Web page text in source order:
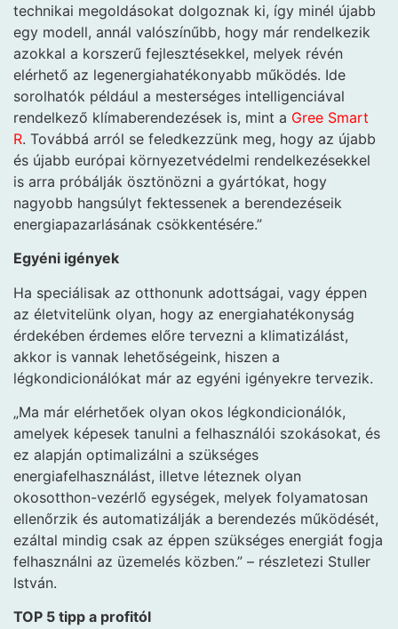
technikai megoldásokat dolgoznak ki, így minél újabb
egy modell, annál valószínűbb, hogy már rendelkezik
azokkal a korszerű fejlesztésekkel, melyek révén
elérhető az legenergiahatékonyabb működés. Ide
sorolhatók például a mesterséges intelligenciával
rendelkező klímaberendezések is, mint a Gree Smart
R. Továbbá arról se feledkezzünk meg, hogy az újabb
és újabb európai környezetvédelmi rendelkezésekkel
is arra próbálják ösztönözni a gyártókat, hogy
nagyobb hangsúlyt fektessenek a berendezéseik
energiapazarlásának csökkentésére.”
Egyéni igények
Ha speciálisak az otthonunk adottságai, vagy éppen
az életvitelünk olyan, hogy az energiahatékonyság
érdekében érdemes előre tervezni a klimatizálást,
akkor is vannak lehetőségeink, hiszen a
légkondicionálókat már az egyéni igényekre tervezik.
„Ma már elérhetőek olyan okos légkondicionálók,
amelyek képesek tanulni a felhasználói szokásokat, és
ez alapján optimalizálni a szükséges
energiafelhasználást, illetve léteznek olyan
okosotthon-vezérlő egységek, melyek folyamatosan
ellenőrzik és automatizálják a berendezés működését,
ezáltal mindig csak az éppen szükséges energiát fogja
felhasználni az üzemelés közben.” – részletezi Stuller
István.
TOP 5 tipp a profitól